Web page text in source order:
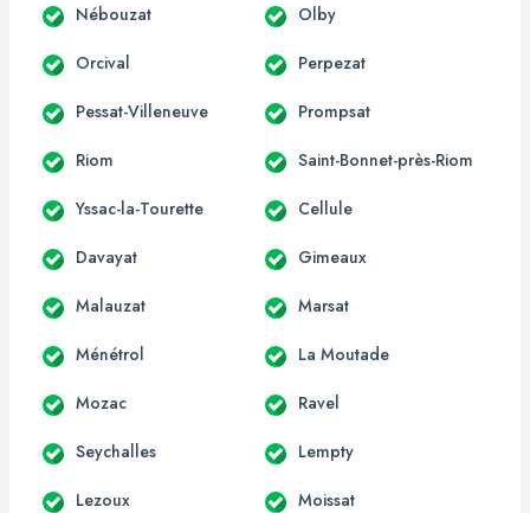
Nébouzat Olby
Orcival Perpezat
Pessat-Villeneuve Prompsat
Riom Saint-Bonnet-près-Riom
Yssac-la-Tourette Cellule
Davayat Gimeaux
Malauzat Marsat
Ménétrol La Moutade
Mozac Ravel
Seychalles Lempty
Lezoux Moissat